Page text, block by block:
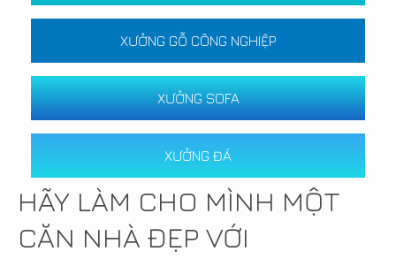
XƯỞNG GỖ CÔNG NGHIỆP
XƯỞNG SOFA
XƯỞNG ĐÁ
HÃY LÀM CHO MÌNH MỘT
CĂN NHÀ ĐẸP VỚI